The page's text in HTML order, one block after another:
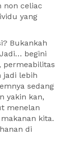
non celiac
yang
Bukankah
begini
permeabilitas
jadi lebih
sedang
yakin kan,
menelan
kita.
di